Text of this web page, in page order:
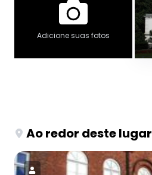
Adicione suas fotos
Ao redor deste lugar